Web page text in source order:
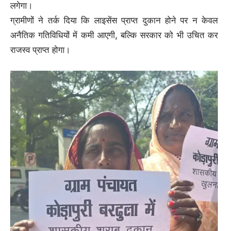
लगेगा।
ग्रामीणों ने तर्क दिया कि लाइसेंस प्राप्त दुकान होने पर न केवल
अनैतिक गतिविधियों में कमी आएगी, बल्कि सरकार को भी उचित कर
राजस्व प्राप्त होगा।